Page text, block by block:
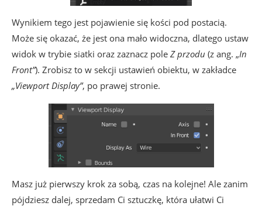
Wynikiem tego jest pojawienie się kości pod postacią.
Może się okazać, że jest ona mało widoczna, dlatego ustaw
widok w trybie siatki oraz zaznacz pole Z przodu (z ang. „In
Front”). Zrobisz to w sekcji ustawień obiektu, w zakładce
„Viewport Display”, po prawej stronie.
Masz już pierwszy krok za sobą, czas na kolejne! Ale zanim
pójdziesz dalej, sprzedam Ci sztuczkę, która ułatwi Ci